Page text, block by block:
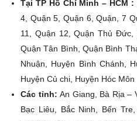
Tại TP Hồ Chí Minh – HCM :
4, Quận 5, Quận 6, Quận, 7
11, Quận 12, Quận Thủ Đức,
Quận Tân Bình, Quận Bình
Nhuận, Huyện Bình Chánh,
Huyện Củ chi, Huyện Hóc Môn
Các tỉnh: An Giang, Bà Rịa –
Bạc Liêu, Bắc Ninh, Bến